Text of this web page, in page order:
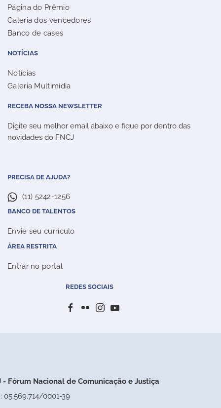
Página do Prêmio
Galeria dos vencedores
Banco de cases
NOTÍCIAS
Notícias
Galeria Multimídia
RECEBA NOSSA NEWSLETTER
Digite seu melhor email abaixo e fique por dentro das
novidades do FNCJ
PRECISA DE AJUDA?
(11) 5242-1256
BANCO DE TALENTOS
Envie seu currículo
ÁREA RESTRITA
Entrar no portal
REDES SOCIAIS
- Fórum Nacional de Comunicação e Justiça
05.569.714/0001-39